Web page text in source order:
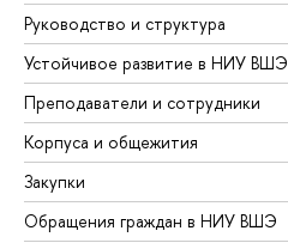
Руководство и структура
Устойчивое развитие в НИУ ВШЭ
Преподаватели и сотрудники
Корпуса и общежития
Закупки
Обращения граждан в НИУ ВШЭ